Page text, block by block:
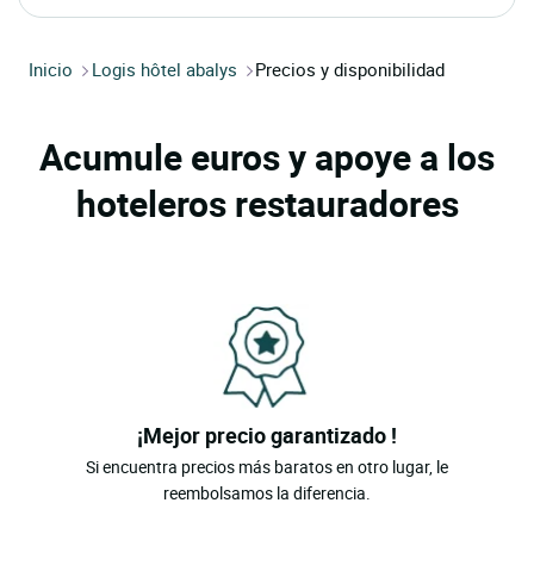
Inicio Logis hôtel abalys Precios y disponibilidad
Acumule euros y apoye a los
hoteleros restauradores
¡Mejor precio garantizado !
Si encuentra precios más baratos en otro lugar, le
reembolsamos la diferencia.